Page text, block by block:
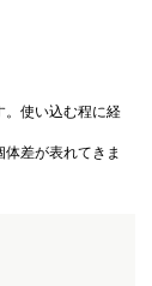
使い込む程に経
差が表れてきま